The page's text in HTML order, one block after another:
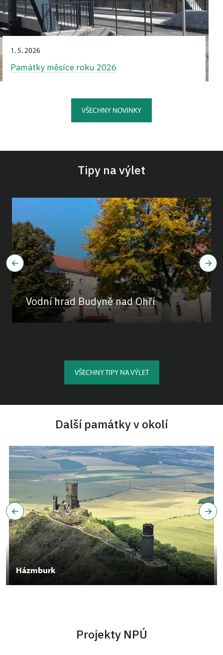
1. 5. 2026
Památky měsíce roku 2026
VŠECHNY NOVINKY
Tipy na výlet
Vodní hrad Budyně nad Ohří
VŠECHNY TIPY NA VÝLET
Další památky v okolí
Házmburk
Projekty NPÚ